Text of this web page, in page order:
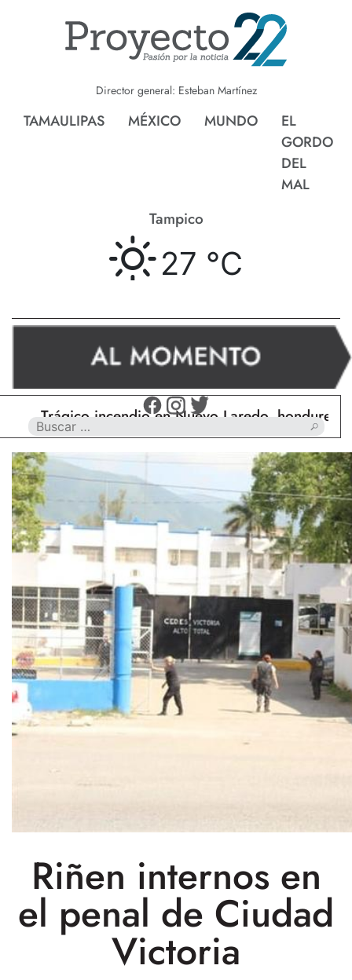
Director general: Esteban Martínez
TAMAULIPAS MÉXICO MUNDO
EL
GORDO
DEL
MAL
Tampico
27 °C
Trágico incendio en Nuevo Laredo, hondureño
Riñen internos en
el penal de Ciudad
Victoria